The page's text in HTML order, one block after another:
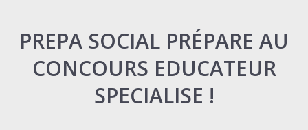
PREPA SOCIAL PRÉPARE AU
CONCOURS EDUCATEUR
SPECIALISE !